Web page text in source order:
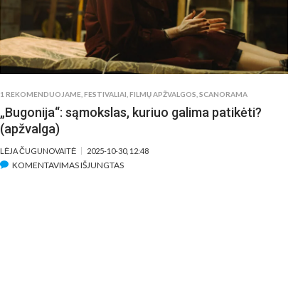
1 REKOMENDUOJAME ,FESTIVALIAI ,FILMŲ APŽVALGOS ,SCANORAMA
„Bugonija“: sąmokslas, kuriuo galima patikėti?
(apžvalga)
LĖJA ČUGUNOVAITĖ 2025-10-30, 12:48
KOMENTAVIMAS IŠJUNGTASĮRAŠE